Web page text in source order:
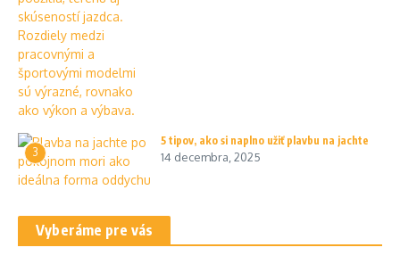
3
5 tipov, ako si naplno užiť plavbu na jachte
14 decembra, 2025
Vyberáme pre vás